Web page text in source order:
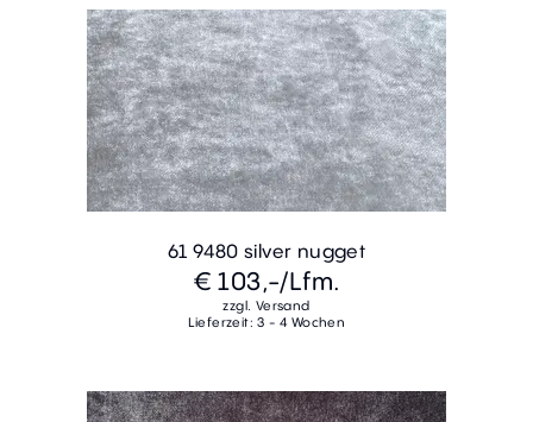
61 9480 silver nugget
€ 103,-/Lfm.
zzgl. Versand
Lieferzeit: 3 - 4 Wochen